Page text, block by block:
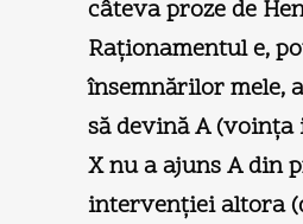
câteva proze de
Raţionamentul e,
însemnărilor mele,
să devină A
X nu a ajuns A din
intervenţiei altora